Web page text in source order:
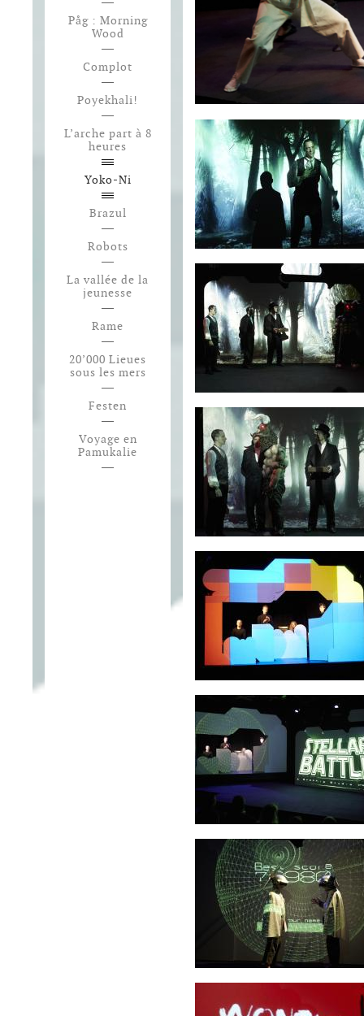
Påg : Morning
Wood
Complot
Poyekhali!
L’arche part à 8
heures
Yoko-Ni
Brazul
Robots
La vallée de la
jeunesse
Rame
20’000 Lieues
sous les mers
Festen
Voyage en
Pamukalie